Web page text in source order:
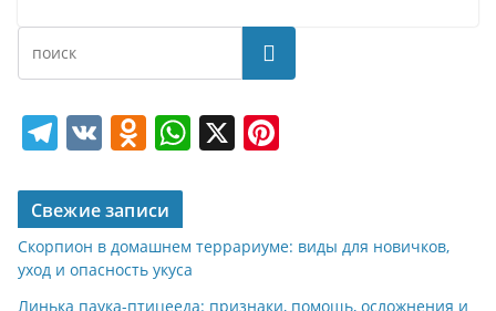
Поиск
T
e
gr
a
V O
n
o
kl
W
s
A
X
e
Свежие записи
Скорпион в домашнем террариуме: виды для новичков,
уход и опасность укуса
Линька паука-птицееда: признаки, помощь, осложнения и